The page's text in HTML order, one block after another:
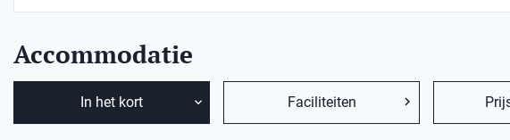
Accommodatie
In het kort Faciliteiten